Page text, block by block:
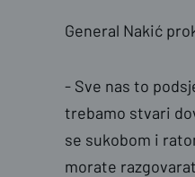
General Nakić
- Sve nas to
trebamo stvari
se sukobom i
morate